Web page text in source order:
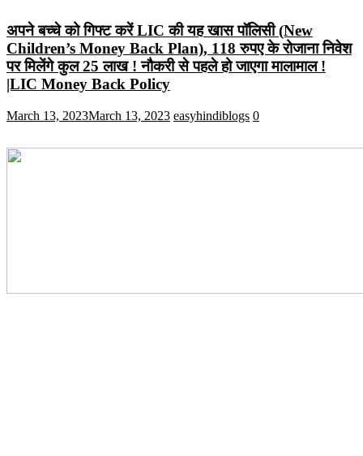
अपने बच्चे को गिफ्ट करें LIC की यह खास पॉलिसी (New
Children’s Money Back Plan), 118 रुपए के रोजाना निवेश
पर मिलेंगे कुल 25 लाख ! नौकरी से पहले हो जाएगा मालामाल !
|LIC Money Back Policy
March 13, 2023March 13, 2023 easyhindiblogs 0